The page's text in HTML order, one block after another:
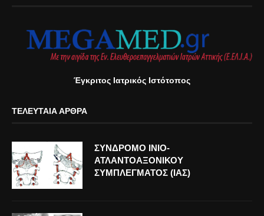
Έγκριτος Ιατρικός Ιστότοπος
ΤΕΛΕΥΤΑΊΑ ΆΡΘΡΑ
ΣΥΝΔΡΟΜΟ ΙΝΙΟ-
ΑΤΛΑΝΤΟΑΞΟΝΙΚΟΥ
ΣΥΜΠΛΕΓΜΑΤΟΣ (ΙΑΣ)